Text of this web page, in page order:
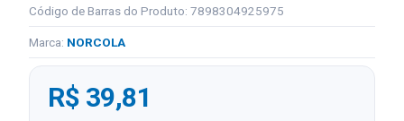
Código de Barras do Produto: 7898304925975
Marca: NORCOLA
R$ 39,81